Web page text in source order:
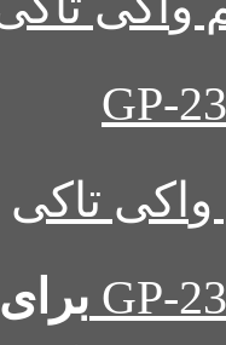
واکی تاکی
برای